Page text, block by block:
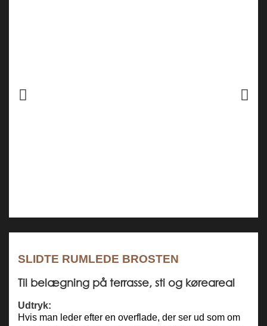
Pause
SLIDTE RUMLEDE BROSTEN
Til belægning på terrasse, sti og køreareal
Udtryk:
Hvis man leder efter en overflade, der ser ud som om